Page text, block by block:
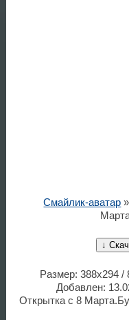
Смайлик-аватар »
↓
Размер: 388x294
Добавлен:
Открытка с 8